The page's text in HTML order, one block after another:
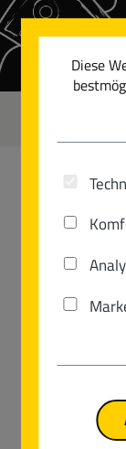
Zum Hauptinhalt
Bildergalerie
Diese